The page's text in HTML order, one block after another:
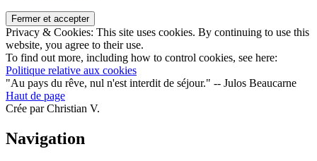
Privacy & Cookies: This site uses cookies. By continuing to use this
website, you agree to their use.
To find out more, including how to control cookies, see here:
Politique relative aux cookies
"Au pays du rêve, nul n'est interdit de séjour." -- Julos Beaucarne
Haut de page
Crée par Christian V.
Navigation